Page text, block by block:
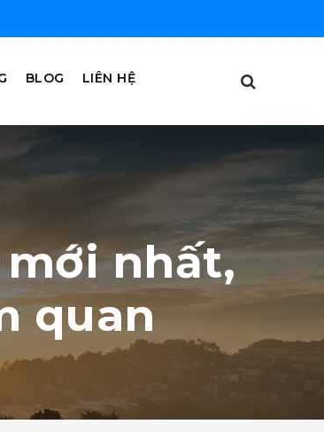
BLOG LIÊN HỆ
mới nhất,
quan